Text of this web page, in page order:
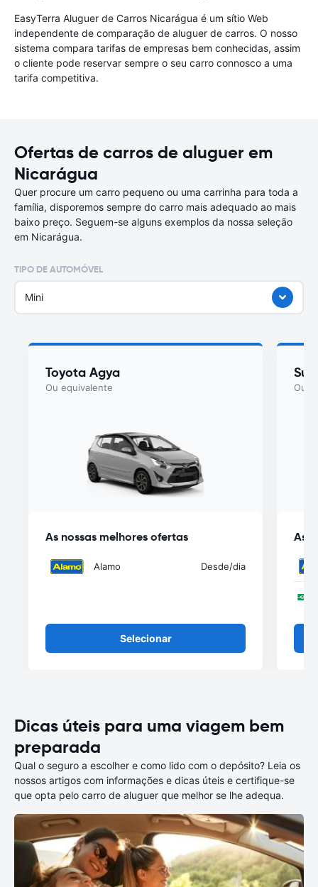
EasyTerra Aluguer de Carros Nicarágua é um sítio Web
independente de comparação de aluguer de carros. O nosso
sistema compara tarifas de empresas bem conhecidas, assim
o cliente pode reservar sempre o seu carro connosco a uma
tarifa competitiva.
Ofertas de carros de aluguer em
Nicarágua
Quer procure um carro pequeno ou uma carrinha para toda a
família, disporemos sempre do carro mais adequado ao mais
baixo preço. Seguem-se alguns exemplos da nossa seleção
em Nicarágua.
TIPO DE AUTOMÓVEL
Mini
Toyota Agya
Ou equivalente
As nossas melhores ofertas
Alamo Desde/dia
Selecionar
Ou
As
Dicas úteis para uma viagem bem
preparada
Qual o seguro a escolher e como lido com o depósito? Leia os
nossos artigos com informações e dicas úteis e certifique-se
que opta pelo carro de aluguer que melhor se lhe adequa.